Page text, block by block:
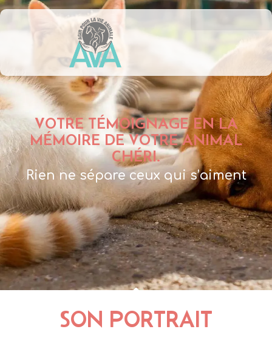
VOTRE TÉMOIGNAGE EN LA
MÉMOIRE DE VOTRE ANIMAL
CHÉRI.
Rien ne sépare ceux qui s’aiment
SON PORTRAIT